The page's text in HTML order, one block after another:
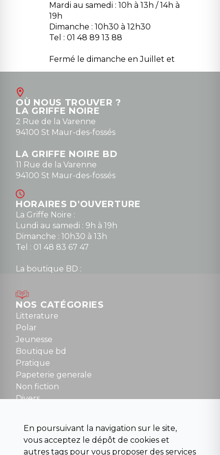
Mardi au samedi : 10h à 13h / 14h à
19h
Dimanche : 10h30 à 12h30
Tel : 01 48 89 13 88
Fermé le dimanche en Juillet et
Août
contact@la-griffe-noire.com
0148836747
OÙ NOUS TROUVER ?
LA GRIFFE NOIRE
2 Rue de la Varenne
94100 St Maur-des-fossés
LA GRIFFE NOIRE BD
11 Rue de la Varenne
94100 St Maur-des-fossés
HORAIRES D'OUVERTURE
La Griffe Noire :
Lundi au samedi : 9h à 19h
Dimanche : 10h30 à 13h
Tel : 01 48 83 67 47
La boutique BD :
Mardi au samedi : 10h à 13h / 14h à 19h
Dimanche : 10h30 à 12h30
Tel : 01 48 89 13 88
NOUS CONTACTER
contact@la-griffe-noire.com
NOS CATÉGORIES
Litterature
Polar
Jeunesse
Boutique bd
Pratique
Papeterie generale
Non fiction
Divers
Para scolaire
Histoire
En poursuivant la navigation sur le site,
vous acceptez le dépôt de cookies et
autres tags pour vous proposer des services